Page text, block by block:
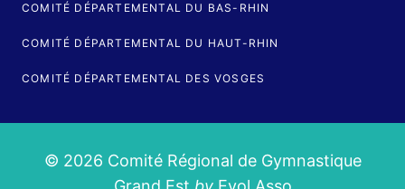
COMITÉ DÉPARTEMENTAL DU BAS-RHIN
COMITÉ DÉPARTEMENTAL DU HAUT-RHIN
COMITÉ DÉPARTEMENTAL DES VOSGES
© 2026 Comité Régional de Gymnastique